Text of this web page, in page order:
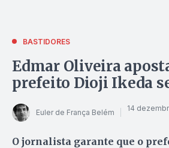
BASTIDORES
Edmar Oliveira
prefeito Dioji Ikeda
Euler de França Belém 14
O jornalista garante que o